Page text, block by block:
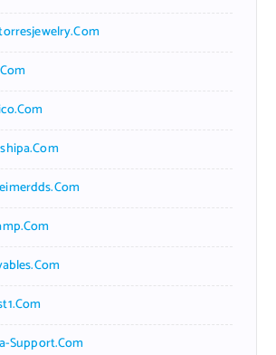
Support.com